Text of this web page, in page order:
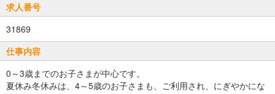
求人番号
31869
仕事内容
0～3歳までのお子さまが中心です。
夏休み冬休みは、4～5歳のお子さまも、ご利用され、にぎやかにな